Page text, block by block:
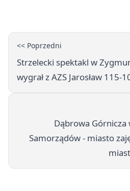
<< Poprzedni
Strzelecki spektakl w
wygrał z AZS Jarosław 115-
Dąbrowa Górnicza
Samorządów - miasto